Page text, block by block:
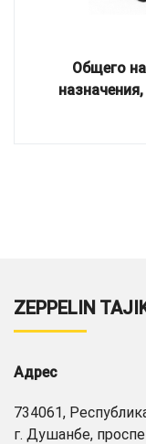
Общего
ZEPPELIN
Адрес
734061,
г. Душанбе,